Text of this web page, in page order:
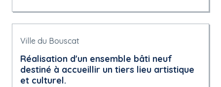
Ville du Bouscat
Réalisation d'un ensemble bâti neuf
destiné à accueillir un tiers lieu artistique
et culturel.